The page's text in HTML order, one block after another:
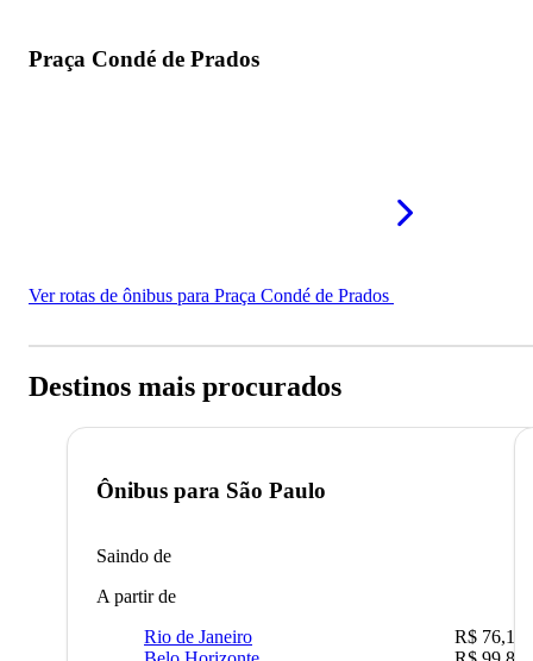
Praça Condé de Prados
Ver rotas de ônibus para Praça Condé de Prados
Destinos mais procurados
Ônibus para São Paulo
Saindo de
A partir de
Rio de Janeiro
R$ 76,10